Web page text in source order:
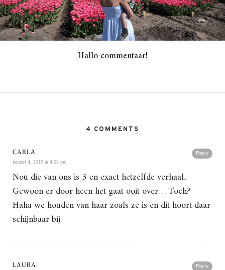
Hallo commentaar!
4 COMMENTS
Reply
CARLA
januari 4, 2019 at 4:03 pm
Nou die van ons is 3 en exact hetzelfde verhaal..
Gewoon er door heen het gaat ooit over… Toch?
Haha we houden van haar zoals ze is en dit hoort daar
schijnbaar bij
Reply
LAURA